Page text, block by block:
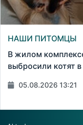
НАШИ ПИТОМЦЫ
В жилом
выбросили котят
05.08.2026 13:21